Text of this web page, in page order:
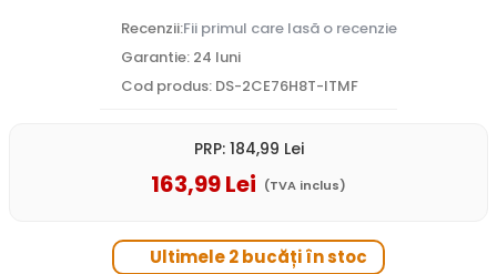
Recenzii:Fii primul care lasă o recenzie
Garantie: 24 luni
Cod produs: DS-2CE76H8T-ITMF
PRP: 184,99 Lei
163,99Lei (TVA inclus)
Ultimele 2 bucăți în stoc